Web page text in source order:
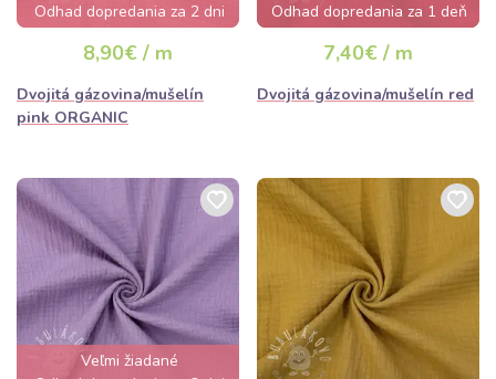
Odhad dopredania za 2 dni
8,90€ / m
Dvojitá gázovina/mušelín
pink ORGANIC
Odhad dopredania za 1 deň
7,40€ / m
Dvojitá gázovina/mušelín red
Veľmi žiadané